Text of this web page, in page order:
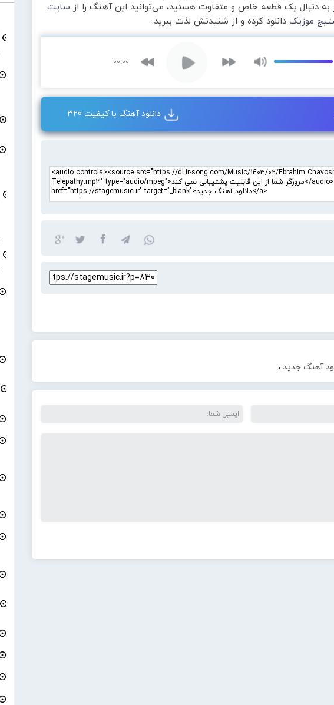
به دنبال یک قطعه خاص و متفاوت هستید، می‌توانید این آهنگ را از سایت
موزیک دانلود کرده و از شنیدنش لذت ببرید.
00:00
دانلود آهنگ با کیفیت 320
آهنگ جدید ،